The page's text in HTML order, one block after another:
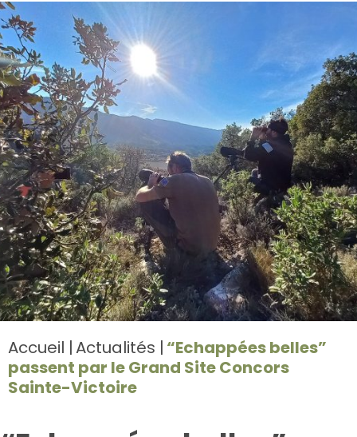
Accueil Actualités “Echappées belles”
passent par le Grand Site Concors
Sainte-Victoire